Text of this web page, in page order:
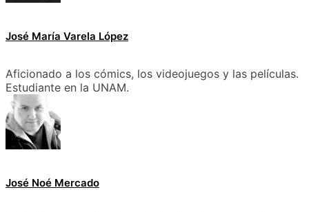
José María Varela López
Aficionado a los cómics, los videojuegos y las películas.
Estudiante en la UNAM.
José Noé Mercado